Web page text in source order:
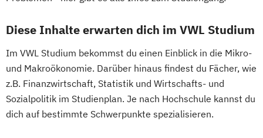
Diese Inhalte erwarten dich im VWL Studium
Im VWL Studium bekommst du einen Einblick in die Mikro-
und Makroökonomie. Darüber hinaus findest du Fächer, wie
z.B. Finanzwirtschaft, Statistik und Wirtschafts- und
Sozialpolitik im Studienplan. Je nach Hochschule kannst du
dich auf bestimmte Schwerpunkte spezialisieren.